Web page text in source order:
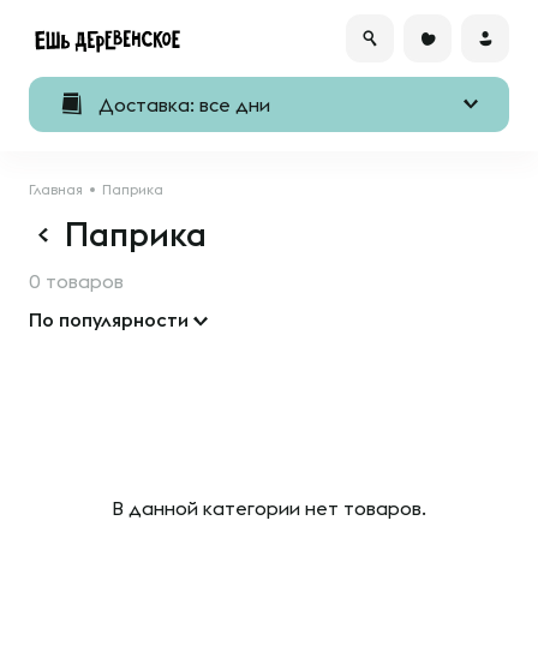
Доставка: все дни
Главная Паприка
Паприка
0 товаров
По популярности
В данной категории нет товаров.